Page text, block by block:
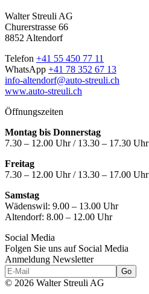
Walter Streuli AG
Churerstrasse 66
8852 Altendorf
Telefon +41 55 450 77 11
WhatsApp +41 78 352 67 13
info-altendorf@auto-streuli.ch
www.auto-streuli.ch
Öffnungszeiten
Montag bis Donnerstag
7.30 – 12.00 Uhr / 13.30 – 17.30 Uhr
Freitag
7.30 – 12.00 Uhr / 13.30 – 17.00 Uhr
Samstag
Wädenswil: 9.00 – 13.00 Uhr
Altendorf: 8.00 – 12.00 Uhr
Social Media
Folgen Sie uns auf Social Media
Anmeldung Newsletter
© 2026 Walter Streuli AG